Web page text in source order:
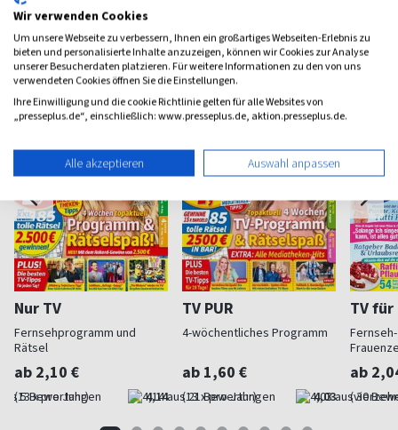
Weitere Fernsehen-Magazine
Nur TV
Fernsehprogramm und
Rätsel
ab 2,10 €
(13 x pro Jahr) 4,14
TV PUR
4-wöchentliches Programm
ab 1,60 €
(13 x pro Jahr) 4,03
TV
ab
Wir verwenden Cookies
Um unsere Webseite zu verbessern, Ihnen ein großartiges Webseiten-Erlebnis zu
bieten und personalisierte Inhalte anzuzeigen, können wir Cookies zur Analyse
unserer Besucherdaten platzieren. Für weitere Informationen zu den von uns
verwendeten Cookies öffnen Sie die Einstellungen.
Ihre Einwilligung und die cookie Richtlinie gelten für alle Websites von
„presseplus.de“, einschließlich: www.presseplus.de, aktion.presseplus.de.
Alle akzeptieren Auswahl anpassen